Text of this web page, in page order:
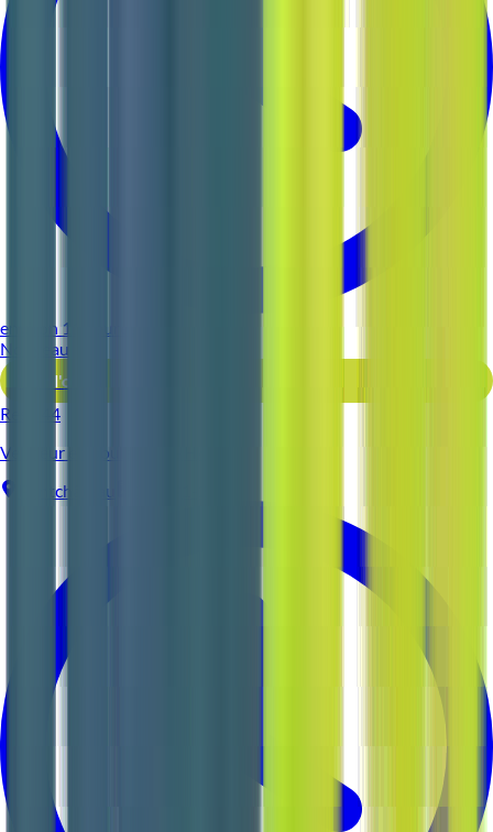
environ 11 heures
Nouveau
Voir l'offre
Reso 44
Vendeur en boulangerie H/F
Pontchâteau